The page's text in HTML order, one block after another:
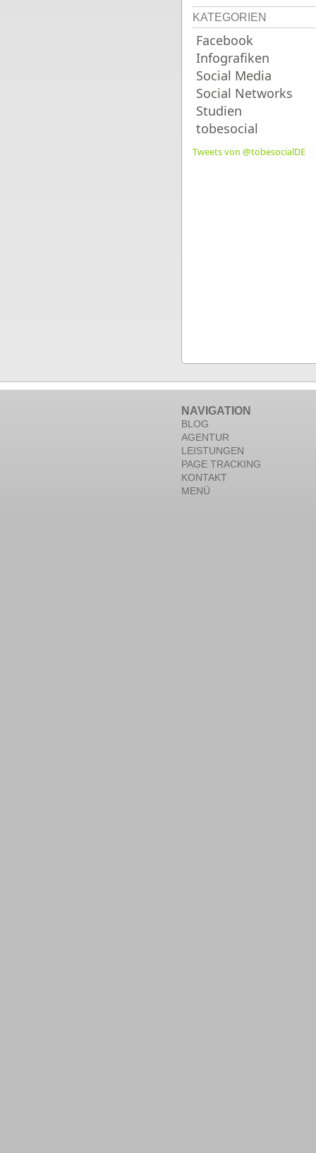
KATEGORIEN
Facebook
Infografiken
Social Media
Social Networks
Studien
tobesocial
Tweets von @tobesocialDE
NAVIGATION
BLOG
AGENTUR
LEISTUNGEN
PAGE TRACKING
KONTAKT
MENÜ